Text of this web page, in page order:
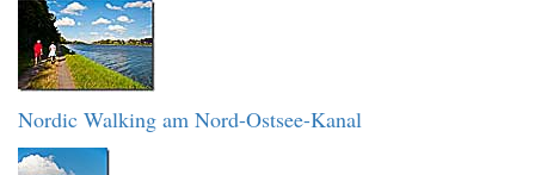
Nordic Walking am Nord-Ostsee-Kanal